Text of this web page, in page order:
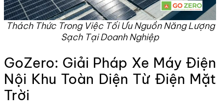
Thách Thức Trong Việc Tối Ưu Nguồn Năng Lượng
Sạch Tại Doanh Nghiệp
GoZero: Giải Pháp Xe Máy Điện
Nội Khu Toàn Diện Từ Điện Mặt
Trời